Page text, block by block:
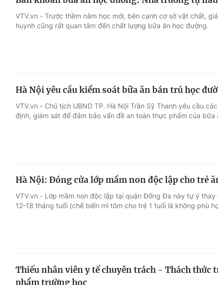
VTV.vn - Trước thềm năm học mới, bên cạnh cơ sở vật chất,
huynh cũng rất quan tâm đến chất lượng bữa ăn học đường.
Hà Nội yêu cầu kiểm soát bữa ăn bán trú học
VTV.vn - Chủ tịch UBND TP. Hà Nội Trần Sỹ Thanh yêu cầu
định, giám sát để đảm bảo vấn đề an toàn thực phẩm của bữa
Hà Nội: Đóng cửa lớp mầm non độc lập cho trẻ
VTV.vn - Lớp mầm non độc lập tại quận Đống Đa này tự ý
12-18 tháng tuổi (chế biến mì tôm cho trẻ 1 tuổi là không phù
Thiếu nhân viên y tế chuyên trách - Thách thức
phẩm trường học